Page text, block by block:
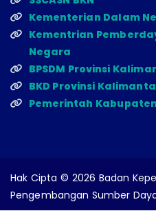
Kementerian Dalam
Kementrian
Negara
BPSDM Provinsi
BKD Provinsi
Pemerintah
Hak Cipta © 2026 Badan
Pengembangan Sumber